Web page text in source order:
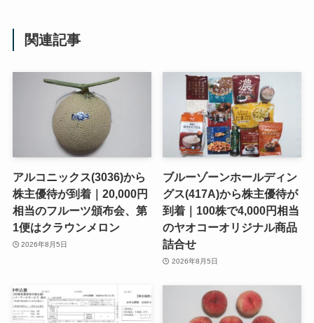
関連記事
アルコニックス(3036)から
株主優待が到着｜20,000円
相当のフルーツ頒布会、第
1便はクラウンメロン
2026年8月5日
ブルーゾーンホールディン
グス(417A)から株主優待が
到着｜100株で4,000円相当
のヤオコーオリジナル商品
詰合せ
2026年8月5日